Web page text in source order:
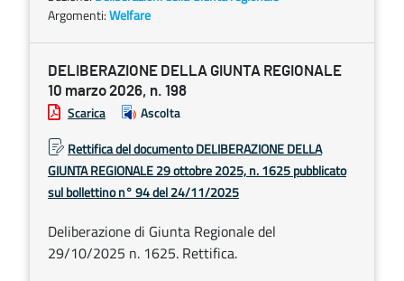
Argomenti:Welfare
DELIBERAZIONE DELLA GIUNTA REGIONALE
10 marzo 2026, n. 198
Scarica
Ascolta
Rettifica del documento DELIBERAZIONE DELLA
GIUNTA REGIONALE 29 ottobre 2025, n. 1625 pubblicato
sul bollettino n° 94 del 24/11/2025
Deliberazione di Giunta Regionale del
29/10/2025 n. 1625. Rettifica.